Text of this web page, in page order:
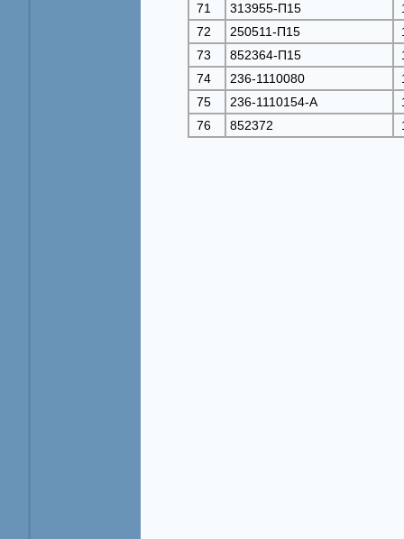
71 313955-П15
72
250511-П15
73
852364-П15
74
236-1110080
75
236-1110154-А
76
852372